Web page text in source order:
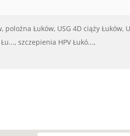
polożna Łuków, USG 4D ciąży Łuków,
szczepienia HPV Łukó...,